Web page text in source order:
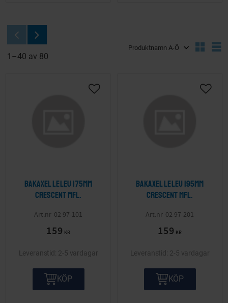
1–40 av 80
Bakaxel Leleu 175mm
Crescent mfl.
02-97-101
159 KR
Lägg till i önskelista
2-5 vardagar
KÖP
Bakaxel Leleu 195mm
Crescent mfl.
02-97-201
159 KR
Lägg
2-5 vardagar
KÖP